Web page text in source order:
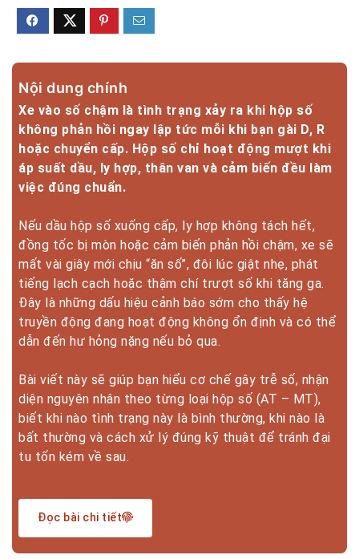
Nội dung chính
Xe vào số chậm là tình trạng xảy ra khi hộp số
không phản hồi ngay lập tức mỗi khi bạn gài D, R
hoặc chuyển cấp. Hộp số chỉ hoạt động mượt khi
áp suất dầu, ly hợp, thân van và cảm biến đều làm
việc đúng chuẩn.
Nếu dầu hộp số xuống cấp, ly hợp không tách hết,
đồng tốc bị mòn hoặc cảm biến phản hồi chậm, xe sẽ
mất vài giây mới chịu “ăn số”, đôi lúc giật nhẹ, phát
tiếng lạch cạch hoặc thậm chí trượt số khi tăng ga.
Đây là những dấu hiệu cảnh báo sớm cho thấy hệ
truyền động đang hoạt động không ổn định và có thể
dẫn đến hư hỏng nặng nếu bỏ qua.
Bài viết này sẽ giúp bạn hiểu cơ chế gây trễ số, nhận
diện nguyên nhân theo từng loại hộp số (AT – MT),
biết khi nào tình trạng này là bình thường, khi nào là
bất thường và cách xử lý đúng kỹ thuật để tránh đại
tu tốn kém về sau.
Đọc bài chi tiết